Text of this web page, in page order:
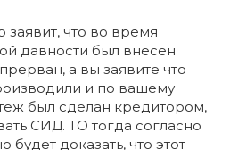
заявит, что во время
давности был внесен
а вы заявите что
и по вашему
был сделан кредитором,
СИД. ТО тогда согласно
будет доказать, что этот